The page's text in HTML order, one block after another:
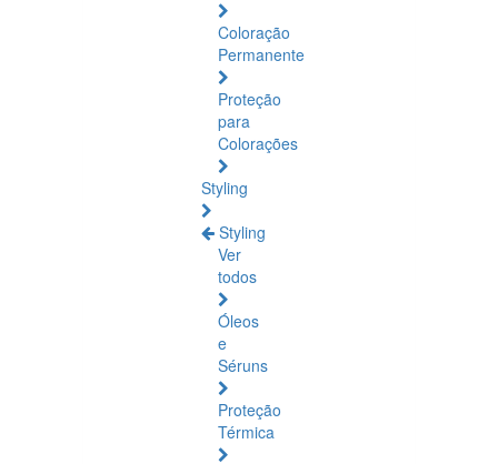
Coloração
Permanente
Proteção
para
Colorações
Styling
Styling
Ver
todos
Óleos
e
Séruns
Proteção
Térmica